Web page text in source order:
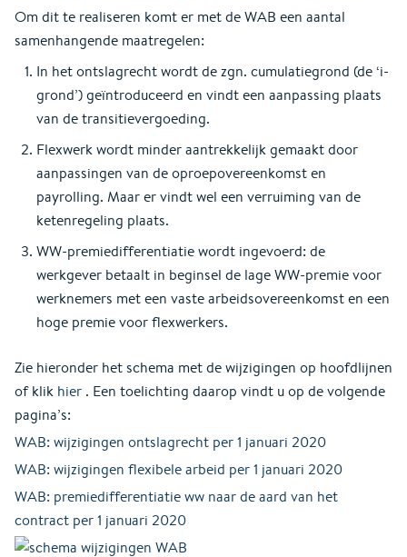
Om dit te realiseren komt er met de WAB een aantal
samenhangende maatregelen:
In het ontslagrecht wordt de zgn. cumulatiegrond (de ‘i-
grond’) geïntroduceerd en vindt een aanpassing plaats
van de transitievergoeding.
Flexwerk wordt minder aantrekkelijk gemaakt door
aanpassingen van de oproepovereenkomst en
payrolling. Maar er vindt wel een verruiming van de
ketenregeling plaats.
WW-premiedifferentiatie wordt ingevoerd: de
werkgever betaalt in beginsel de lage WW-premie voor
werknemers met een vaste arbeidsovereenkomst en een
hoge premie voor flexwerkers.
Zie hieronder het schema met de wijzigingen op hoofdlijnen
of klik hier . Een toelichting daarop vindt u op de volgende
pagina’s:
WAB: wijzigingen ontslagrecht per 1 januari 2020
WAB: wijzigingen flexibele arbeid per 1 januari 2020
WAB: premiedifferentiatie ww naar de aard van het
contract per 1 januari 2020